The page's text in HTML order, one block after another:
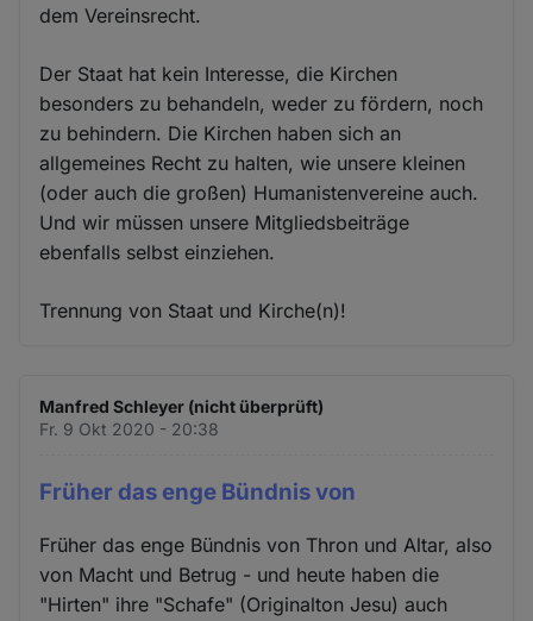
dem Vereinsrecht.
Der Staat hat kein Interesse, die Kirchen
besonders zu behandeln, weder zu fördern, noch
zu behindern. Die Kirchen haben sich an
allgemeines Recht zu halten, wie unsere kleinen
(oder auch die großen) Humanistenvereine auch.
Und wir müssen unsere Mitgliedsbeiträge
ebenfalls selbst einziehen.
Trennung von Staat und Kirche(n)!
Manfred Schleyer (nicht überprüft)
Fr. 9 Okt 2020 - 20:38
Früher das enge Bündnis von
Früher das enge Bündnis von Thron und Altar, also
von Macht und Betrug - und heute haben die
"Hirten" ihre "Schafe" (Originalton Jesu) auch